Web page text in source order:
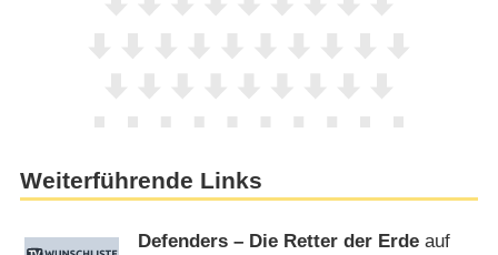
Weiterführende Links
Defenders – Die Retter der Erde auf